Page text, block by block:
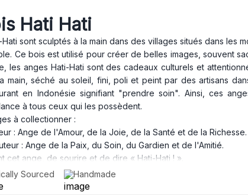
Hati Hati
sont sculptés à la main dans des villages situés dans les
Ce bois est utilisé pour créer de belles images, souvent
les anges Hati-Hati sont des cadeaux culturels et
main, séché au soleil, fini, poli et peint par des artisans
en Indonésie signifiant "prendre soin". Ainsi, ces
à tous ceux qui les possèdent.
à collectionner :
: Ange de l'Amour, de la Joie, de la Santé et de la Richesse.
: Ange de la Paix, du Soin, du Gardien et de l'Amitié.
cet ange, de sourire et de dire « Hati-Hati ! ».
à la main. Observez l'ange à l'intérieur, les différentes
- Joie - Santé - Richesse et, en taille plus grande, Paix -
Sourced Handmade